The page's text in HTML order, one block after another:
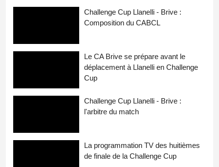
Challenge Cup Llanelli - Brive :
Composition du CABCL
Le CA Brive se prépare avant le
déplacement à Llanelli en Challenge
Cup
Challenge Cup Llanelli - Brive :
l'arbitre du match
La programmation TV des huitièmes
de finale de la Challenge Cup